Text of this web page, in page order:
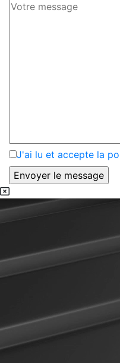
J'ai lu et accepte la